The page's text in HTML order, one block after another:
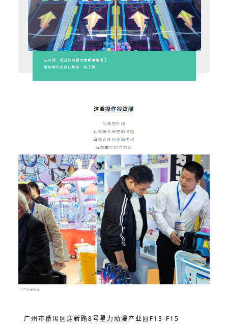
广州市番禺区迎新路8号星力动漫产业园F13-F15